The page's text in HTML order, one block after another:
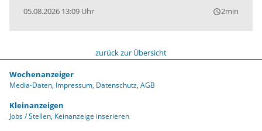
05.08.2026 13:09 Uhr query_builder2min
zurück zur Übersicht
Wochenanzeiger
Media-Daten Impressum Datenschutz AGB
Kleinanzeigen
Jobs / Stellen Keinanzeige inserieren